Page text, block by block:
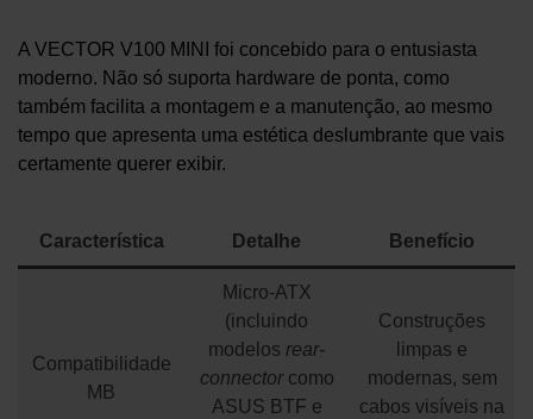
A VECTOR V100 MINI foi concebido para o entusiasta
moderno. Não só suporta hardware de ponta, como
também facilita a montagem e a manutenção, ao mesmo
tempo que apresenta uma estética deslumbrante que vais
certamente querer exibir.
Característica Detalhe Benefício
Compatibilidade
MB
Micro-ATX
(incluindo
modelos rear-
connectorcomo
ASUS BTF e
Construções
limpas e
modernas, sem
cabos visíveis na